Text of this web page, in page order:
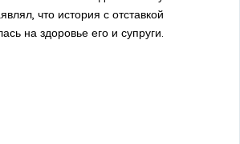
что история с отставкой
на здоровье его и супруги.